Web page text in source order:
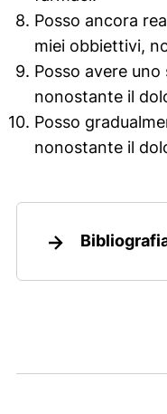
Posso ancora
miei obbiettivi,
Posso avere
nonostante il
Posso
nonostante il